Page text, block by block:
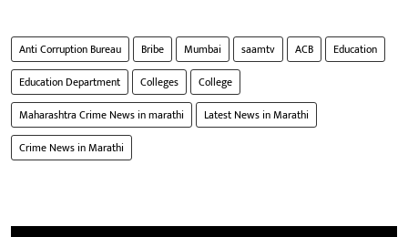
Anti Corruption Bureau Bribe Mumbai saamtv ACB
Education
Education Department
Colleges
College
Maharashtra Crime News in marathi
Latest News in Marathi
Crime News in Marathi